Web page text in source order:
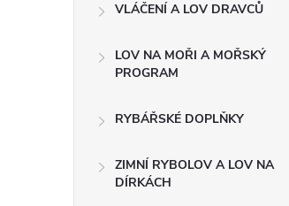
VLÁČENÍ A LOV DRAVCŮ
LOV NA MOŘI A MOŘSKÝ
PROGRAM
RYBÁŘSKÉ DOPLŇKY
ZIMNÍ RYBOLOV A LOV NA
DÍRKÁCH